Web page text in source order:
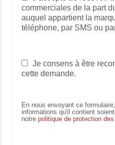
commerciales de la part
auquel appartient la
téléphone, par SMS ou
Je consens à être
cette demande.
En nous envoyant ce
informations qu'il contient
notrepolitique de protection